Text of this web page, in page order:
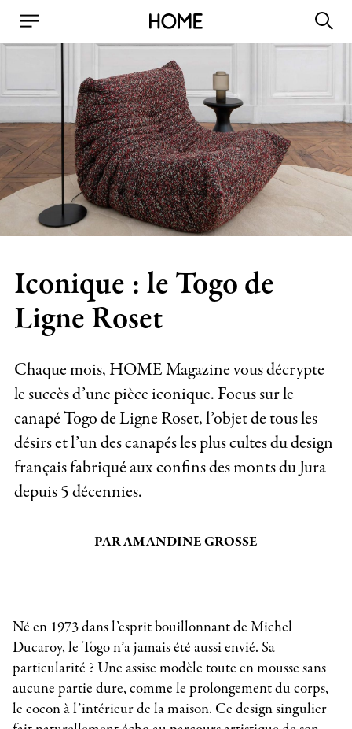
Iconique : le Togo de
Ligne Roset
Chaque mois, HOME Magazine vous décrypte
le succès d’une pièce iconique. Focus sur le
canapé Togo de Ligne Roset, l’objet de tous les
désirs et l’un des canapés les plus cultes du design
français fabriqué aux confins des monts du Jura
depuis 5 décennies.
PAR AMANDINE GROSSE
Né en 1973 dans l’esprit bouillonnant de Michel
Ducaroy, le Togo n’a jamais été aussi envié. Sa
particularité ? Une assise modèle toute en mousse sans
aucune partie dure, comme le prolongement du corps,
le cocon à l’intérieur de la maison. Ce design singulier